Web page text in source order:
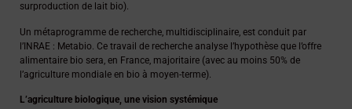
surproduction de lait bio).
Un métaprogramme de recherche, multidisciplinaire, est conduit par
l’INRAE : Metabio. Ce travail de recherche analyse l’hypothèse que l’offre
alimentaire bio sera, en France, majoritaire (avec au moins 50% de
l’agriculture mondiale en bio à moyen-terme).
L’agriculture biologique, une vision systémique